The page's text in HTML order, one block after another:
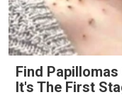
Find
It's The First